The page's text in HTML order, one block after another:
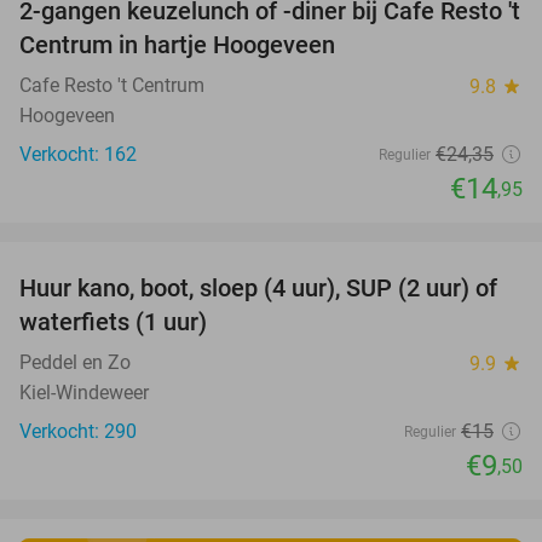
39%
2-gangen keuzelunch of -diner bij Cafe Resto 't
Centrum in hartje Hoogeveen
Cafe Resto 't Centrum 9.8 star
Hoogeveen
Verkocht: 162
Regulier €24,35
€14,95
37%
Huur kano, boot, sloep (4 uur), SUP (2 uur) of
waterfiets (1 uur)
Peddel en Zo 9.9 star
Kiel-Windeweer
Verkocht: 290
Regulier €15
€9,50